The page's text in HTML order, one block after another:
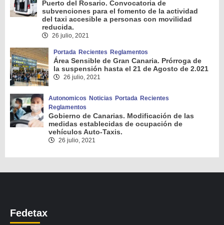
Puerto del Rosario. Convocatoria de
subvenciones para el fomento de la actividad
del taxi accesible a personas con movilidad
reducida.
26 julio, 2021
Portada Recientes Reglamentos
Área Sensible de Gran Canaria. Prórroga de
la suspensión hasta el 21 de Agosto de 2.021
26 julio, 2021
Autonomicos Noticias Portada Recientes
Reglamentos
Gobierno de Canarias. Modificación de las
medidas establecidas de ocupación de
vehículos Auto-Taxis.
26 julio, 2021
Fedetax